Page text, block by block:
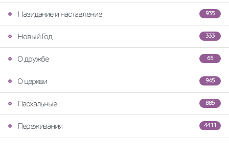
935
Назидание и наставление
333
Новый Год
65
О дружбе
945
О церкви
885
Пасхальные
4411
Переживания